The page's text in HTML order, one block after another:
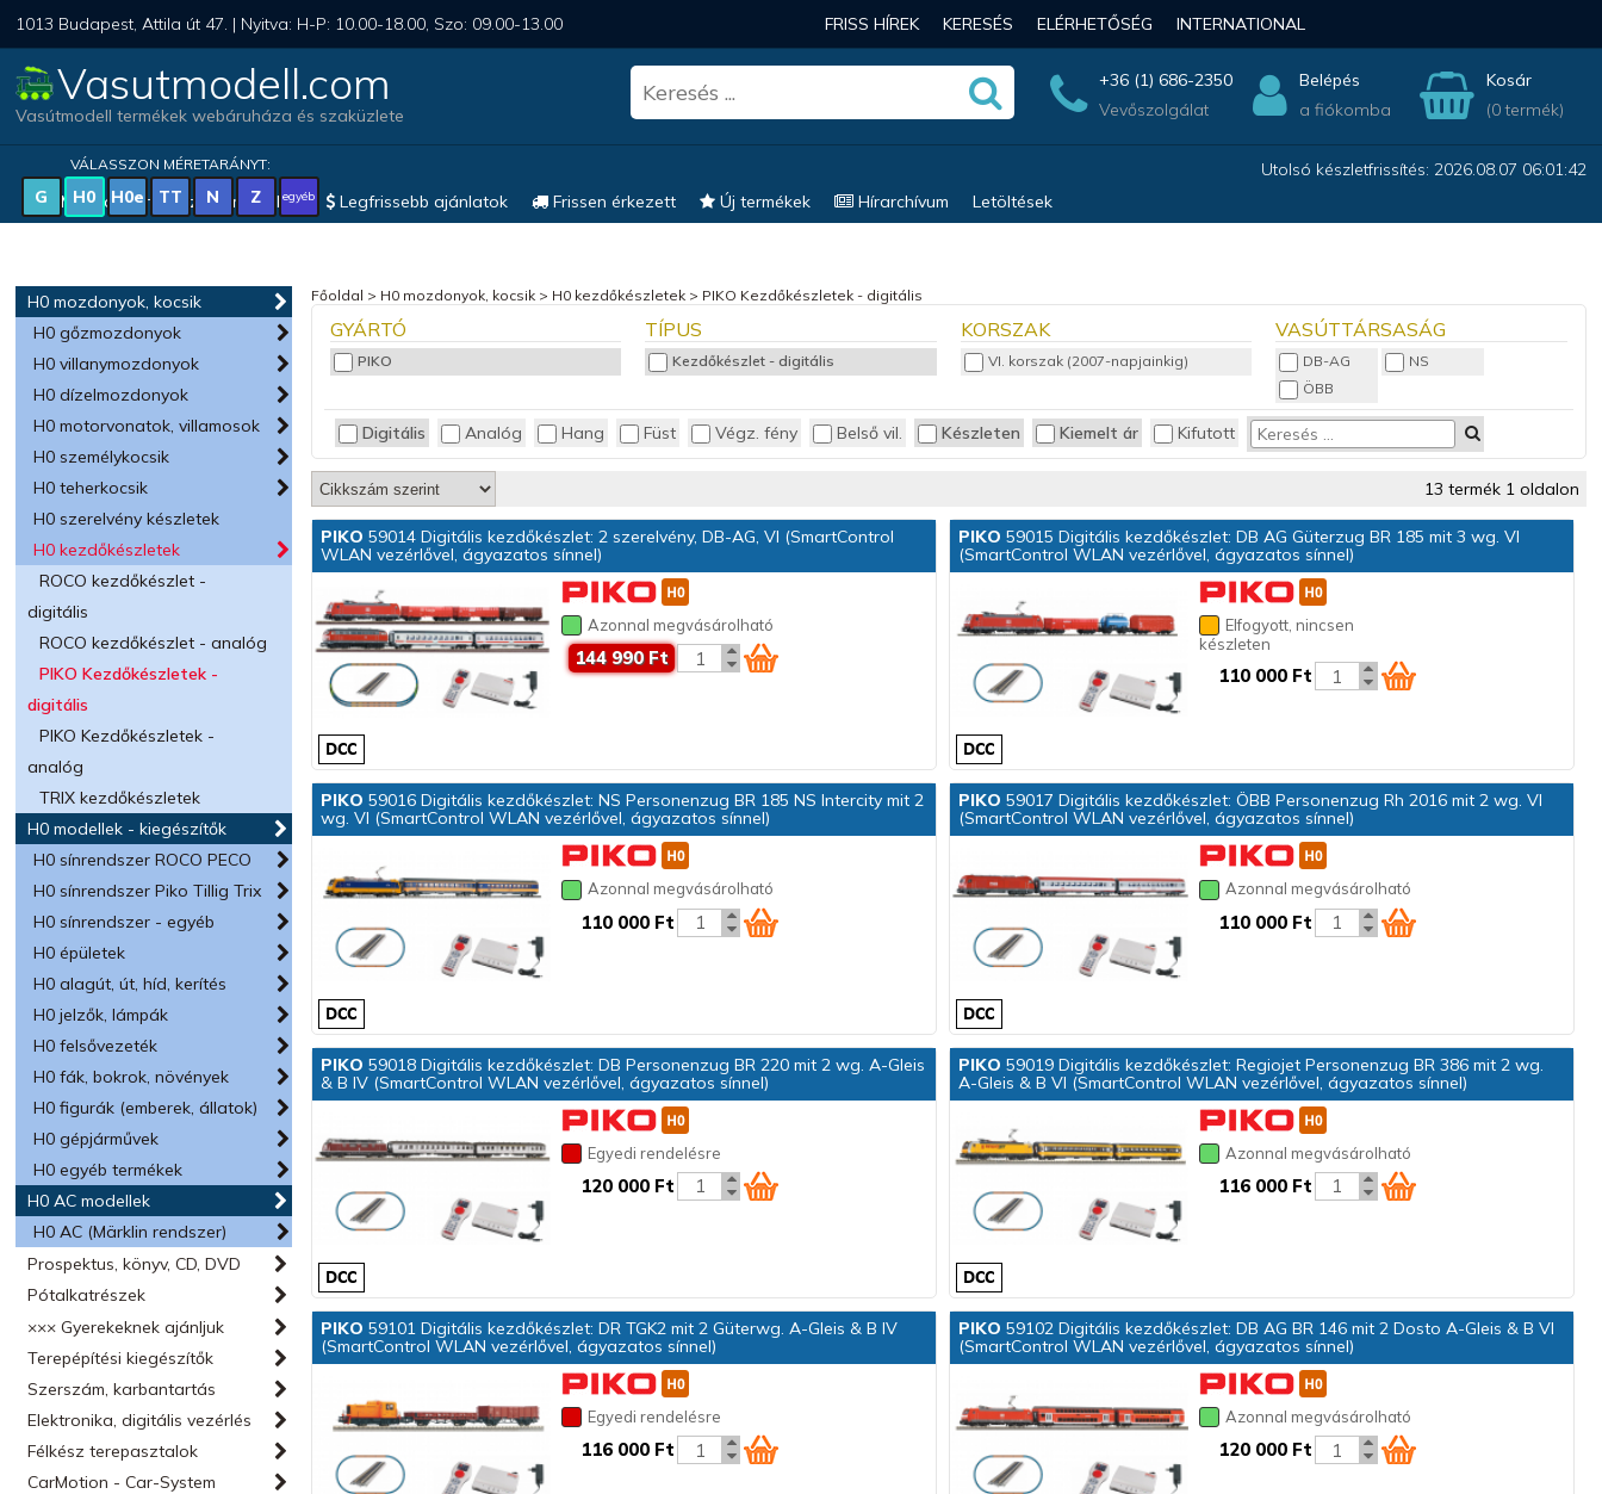
1013 Budapest, Attila út 47. | Nyitva: H-P: 10.00-18.00, Szo: 09.00-13.00 FRISS HÍREK KERESÉS ELÉRHETŐSÉG INTERNATIONAL
Vasutmodell.com
Vasútmodell termékek webáruháza és szaküzlete
+36 (1) 686-2350
Vevőszolgálat
Belépés
a fiókomba
Kosár
(0 termék)
VÁLASSZON MÉRETARÁNYT:
G H0 H0e TT N Z egyéb
Utolsó készletfrissítés: 2026.08.07 06:01:42
Magyar vonatkozású modellek
Legfrissebb ajánlatok Frissen érkezett Új termékek Hírarchívum Letöltések
H0 mozdonyok, kocsik
H0 gőzmozdonyok
H0 villanymozdonyok
H0 dízelmozdonyok
H0 motorvonatok, villamosok
H0 személykocsik
H0 teherkocsik
H0 szerelvény készletek
H0 kezdőkészletek
ROCO kezdőkészlet -
digitális
ROCO kezdőkészlet - analóg
PIKO Kezdőkészletek -
digitális
PIKO Kezdőkészletek -
analóg
TRIX kezdőkészletek
H0 modellek - kiegészítők
H0 sínrendszer ROCO PECO
H0 sínrendszer Piko Tillig Trix
H0 sínrendszer - egyéb
H0 épületek
H0 alagút, út, híd, kerítés
H0 jelzők, lámpák
H0 felsővezeték
H0 fák, bokrok, növények
H0 figurák (emberek, állatok)
H0 gépjárművek
H0 egyéb termékek
H0 AC modellek
H0 AC (Märklin rendszer)
Prospektus, könyv, CD, DVD
Pótalkatrészek
××× Gyerekeknek ajánljuk
Terepépítési kiegészítők
Szerszám, karbantartás
Elektronika, digitális vezérlés
Félkész terepasztalok
CarMotion - Car-System
Főoldal > H0 mozdonyok, kocsik > H0 kezdőkészletek > PIKO Kezdőkészletek - digitális
GYÁRTÓ
PIKO
TÍPUS
Kezdőkészlet - digitális
KORSZAK
VI. korszak (2007-napjainkig)
VASÚTTÁRSASÁG
DB-AG
NS
ÖBB
Digitális Analóg Hang Füst Végz. fény Belső vil. Készleten Kiemelt ár Kifutott
13 termék 1 oldalon
PIKO 59014 Digitális kezdőkészlet: 2 szerelvény, DB-AG, VI (SmartControl
WLAN vezérlővel, ágyazatos sínnel)
Azonnal megvásárolható
144 990 Ft
PIKO 59015 Digitális kezdőkészlet: DB AG Güterzug BR 185 mit 3 wg. VI
(SmartControl WLAN vezérlővel, ágyazatos sínnel)
Elfogyott, nincsen
készleten
110 000 Ft
PIKO 59016 Digitális kezdőkészlet: NS Personenzug BR 185 NS Intercity mit 2
wg. VI (SmartControl WLAN vezérlővel, ágyazatos sínnel)
Azonnal megvásárolható
110 000 Ft
PIKO 59017 Digitális kezdőkészlet: ÖBB Personenzug Rh 2016 mit 2 wg. VI
(SmartControl WLAN vezérlővel, ágyazatos sínnel)
Azonnal megvásárolható
110 000 Ft
PIKO 59018 Digitális kezdőkészlet: DB Personenzug BR 220 mit 2 wg. A-Gleis
& B IV (SmartControl WLAN vezérlővel, ágyazatos sínnel)
Egyedi rendelésre
120 000 Ft
PIKO 59019 Digitális kezdőkészlet: Regiojet Personenzug BR 386 mit 2 wg.
A-Gleis & B VI (SmartControl WLAN vezérlővel, ágyazatos sínnel)
Azonnal megvásárolható
116 000 Ft
PIKO 59101 Digitális kezdőkészlet: DR TGK2 mit 2 Güterwg. A-Gleis & B IV
(SmartControl WLAN vezérlővel, ágyazatos sínnel)
Egyedi rendelésre
116 000 Ft
PIKO 59102 Digitális kezdőkészlet: DB AG BR 146 mit 2 Dosto A-Gleis & B VI
(SmartControl WLAN vezérlővel, ágyazatos sínnel)
Azonnal megvásárolható
120 000 Ft